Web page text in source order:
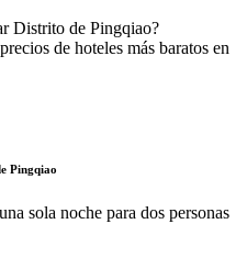
Distrito de Pingqiao?
de hoteles más baratos en
Pingqiao
sola noche para dos personas